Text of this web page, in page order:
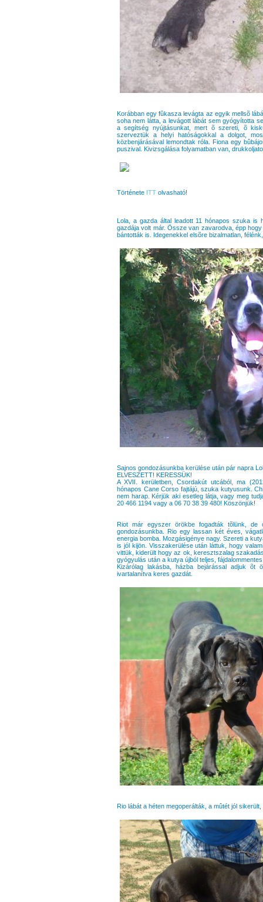
Korábban egy fûkasza levágta az egyik mellsõ
soha nem látta, a levágott lábát sem gyógyította
a segítség nyújtásunkat, mert õ szereti, õ
szerveztük a helyi hatóságokkal a dolgot,
közbenjárásával lemondtak róla. Fiona egy
puszival. Kivizsgálása folyamatban van,
Története ITT olvasható!
Lola, a gazda által leadott 11 hónapos szuka
gazdája volt már. Össze van zavarodva, épp
bántották is. Idegenekkel elsõre bizalmatlan,
Sajnos gondozásunkba kerülése után pár napra
ELVESZETT! KERESSÜK!
A XVII. kerületben, Csordakút utcából, ma
hónapos Cane Corso fajtájú, szuka kutyusunk.
nem harap. Kérjük aki esetleg látja, vagy meg
20 466 1194 vagy a 06 70 38 39 480! Köszönjük!
Riot már egyszer örökbe fogadták tõlünk, de
gondozásunkba. Rio egy lassan két éves,
energia bomba. Mozgásigénye nagy. Szereti a
is jól kijön. Visszakerülése után láttuk, hogy
vittük, kiderült hogy az ok, keresztszalag
gyógyulás után a kutya újból teljes,
Kizárólag lakásba, házba bejárással adjuk õt
ivartalanítva keres gazdát.
Rio lábát a héten megoperálták, a mûtét jól